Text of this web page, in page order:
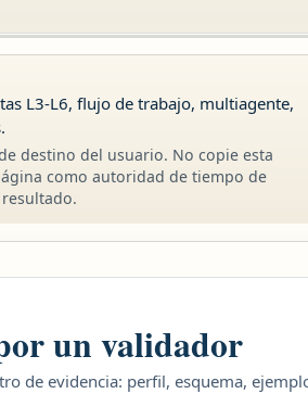
L3-L6, flujo de trabajo, multiagente,
destino del usuario. No copie esta
como autoridad de tiempo de
un validador
de evidencia: perfil, esquema,